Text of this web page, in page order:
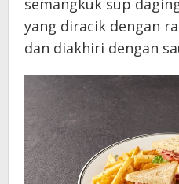
yang diracik dengan
dan diakhiri dengan